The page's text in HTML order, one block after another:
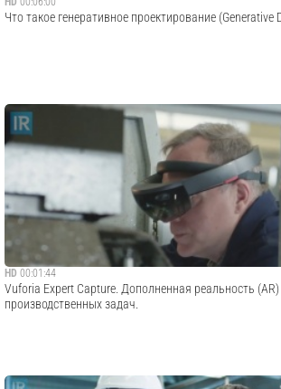
Что такое генеративное проектирование (Generative
HD 00:01:44
Vuforia Expert Capture. Дополненная реальность
производственных задач.